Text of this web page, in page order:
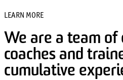
LEARN MORE
We are a team of
coaches and
cumulative